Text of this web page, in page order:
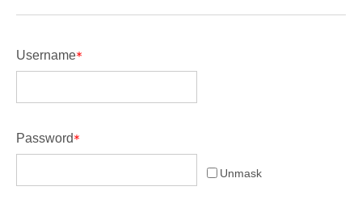
Username
Password
Unmask